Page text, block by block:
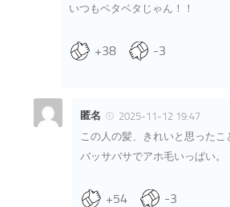
いつもベタベタじゃん！！
+38 -3
匿名
2025-11-12 19:47
この人の髪、きれいと思ったこ
バッサバサでアホ毛いっぱい。
+54 -3